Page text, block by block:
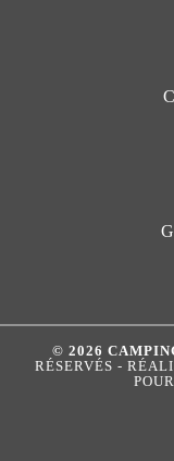
© 2026
RÉSERVÉS -